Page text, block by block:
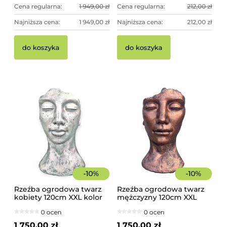
Cena regularna: 1 949,00 zł
Najniższa cena: 1 949,00 zł
do koszyka
Cena regularna: 212,00 zł
Najniższa cena: 212,00 zł
do koszyka
-10%
Rzeźba ogrodowa twarz
kobiety 120cm XXL kolor
imponująca dekoracja
ogrodowa
0 ocen
1 750,00 zł
-10%
Rzeźba ogrodowa twarz
mężczyzny 120cm XXL
imponująca dekoracja
ogrodowa
0 ocen
1 750,00 zł